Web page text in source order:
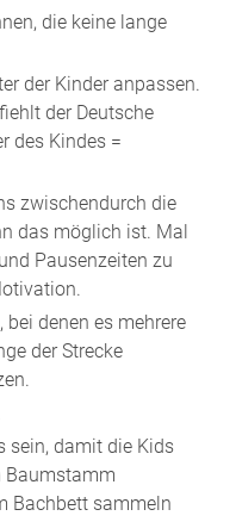
die keine lange
der Kinder anpassen.
der Deutsche
des Kindes =
zwischendurch die
das möglich ist. Mal
Pausenzeiten zu
denen es mehrere
der Strecke
sein, damit die Kids
Baumstamm
Bachbett sammeln